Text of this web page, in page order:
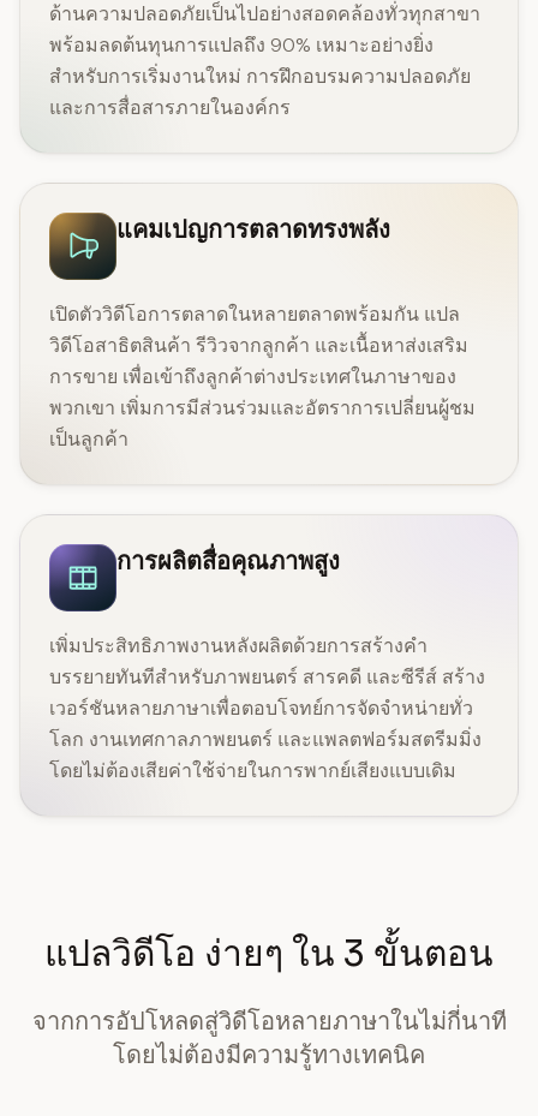
ด้านความปลอดภัยเป็นไปอย่างสอดคล้องทั่วทุกสาขา
พร้อมลดต้นทุนการแปลถึง 90% เหมาะอย่างยิ่ง
สำหรับการเริ่มงานใหม่ การฝึกอบรมความปลอดภัย
และการสื่อสารภายในองค์กร
แคมเปญการตลาดทรงพลัง
เปิดตัววิดีโอการตลาดในหลายตลาดพร้อมกัน แปล
วิดีโอสาธิตสินค้า รีวิวจากลูกค้า และเนื้อหาส่งเสริม
การขาย เพื่อเข้าถึงลูกค้าต่างประเทศในภาษาของ
พวกเขา เพิ่มการมีส่วนร่วมและอัตราการเปลี่ยนผู้ชม
เป็นลูกค้า
การผลิตสื่อคุณภาพสูง
เพิ่มประสิทธิภาพงานหลังผลิตด้วยการสร้างคำ
บรรยายทันทีสำหรับภาพยนตร์ สารคดี และซีรีส์ สร้าง
เวอร์ชันหลายภาษาเพื่อตอบโจทย์การจัดจำหน่ายทั่ว
โลก งานเทศกาลภาพยนตร์ และแพลตฟอร์มสตรีมมิ่ง
โดยไม่ต้องเสียค่าใช้จ่ายในการพากย์เสียงแบบเดิม
แปลวิดีโอ ง่ายๆ ใน 3 ขั้นตอน
จากการอัปโหลดสู่วิดีโอหลายภาษาในไม่กี่นาที
โดยไม่ต้องมีความรู้ทางเทคนิค